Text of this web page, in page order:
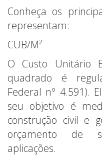
Conheça os
representam:
CUB/M²
O Custo Unitário
quadrado é
Federal nº 4.591).
seu objetivo é
construção civil e
orçamento de
aplicações.